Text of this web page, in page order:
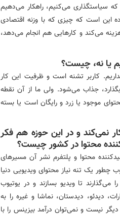
سیاستگذاری می‌کنیم، راهکار می‌دهیم
این است که چیزی که با وزنه اقتصادی
می‌کند و کارهایی هم انجام می‌دهد،
یا نه، چیست؟
کاربر تشنه است و ظرفیت این کار
جذاب می‌شود. ولی ما از آن نقطه
موجود یا زرد و رایگان است یا بسته
نمی‌کند و در این حوزه هم فکر
محتوا در کشور چیست؟
محتوا و پلتفرم نشر آن مسیرهای
چطور یک تنه نیاز محتوای ویدیویی دنیا
تا ویدیو بسازند و در یوتیوب
دیدئو، دیدستان، نماشا و غیره را به
نیست و نمی‌توان درآمد بیزینس را با